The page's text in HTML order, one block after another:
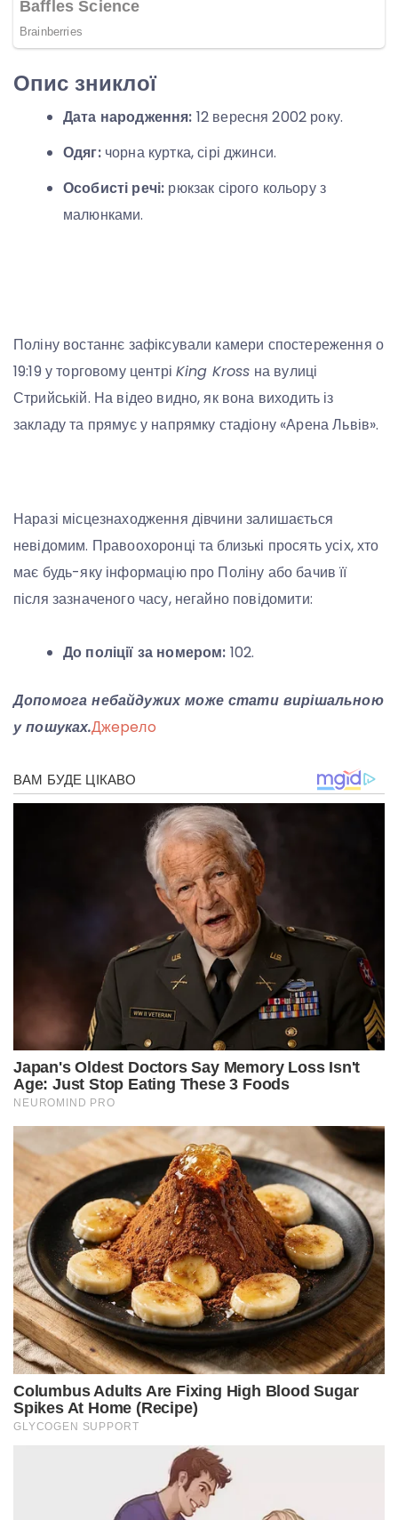
Опис зниклої
Дата народження: 12 вересня 2002 року.
Одяг:чорна куртка, сірі джинси.
Особисті речі: рюкзак сірого кольору з
малюнками.
Поліну востаннє зафіксували камери спостереження о
19:19 у торговому центрі King Kross на вулиці
Стрийській. На відео видно, як вона виходить із
закладу та прямує у напрямку стадіону «Арена Львів».
Наразі місцезнаходження дівчини залишається
невідомим. Правоохоронці та близькі просять усіх, хто
має будь-яку інформацію про Поліну або бачив її
після зазначеного часу, негайно повідомити:
До поліції за номером: 102.
Допомога небайдужих може стати вирішальною
у пошуках.Джepeлo